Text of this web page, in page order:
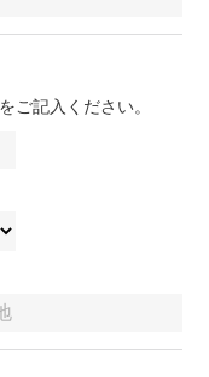
ご記入ください。